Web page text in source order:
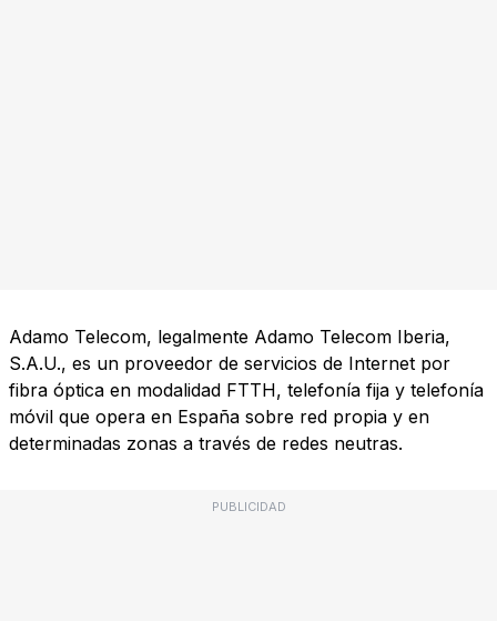
Adamo Telecom, legalmente Adamo Telecom Iberia,
S.A.U., es un proveedor de servicios de Internet por
fibra óptica en modalidad FTTH, telefonía fija y telefonía
móvil que opera en España sobre red propia y en
determinadas zonas a través de redes neutras.
PUBLICIDAD